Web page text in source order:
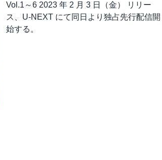
Vol.1～6 2023 年 2 月 3 日（金） リリー
ス、U-NEXT にて同日より独占先行配信開
始する。